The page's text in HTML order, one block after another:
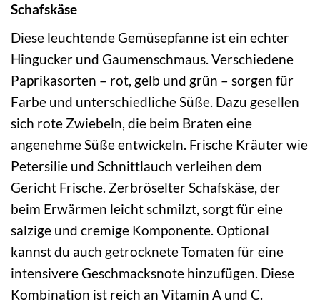
Schafskäse
Diese leuchtende Gemüsepfanne ist ein echter
Hingucker und Gaumenschmaus. Verschiedene
Paprikasorten – rot, gelb und grün – sorgen für
Farbe und unterschiedliche Süße. Dazu gesellen
sich rote Zwiebeln, die beim Braten eine
angenehme Süße entwickeln. Frische Kräuter wie
Petersilie und Schnittlauch verleihen dem
Gericht Frische. Zerbröselter Schafskäse, der
beim Erwärmen leicht schmilzt, sorgt für eine
salzige und cremige Komponente. Optional
kannst du auch getrocknete Tomaten für eine
intensivere Geschmacksnote hinzufügen. Diese
Kombination ist reich an Vitamin A und C.